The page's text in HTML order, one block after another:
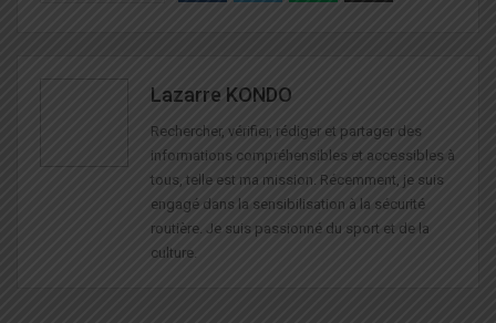
Lazarre KONDO
Rechercher, vérifier, rédiger et partager des
informations compréhensibles et accessibles à
tous, telle est ma mission. Récemment, je suis
engagé dans la sensibilisation à la sécurité
routière. Je suis passionné du sport et de la
culture.